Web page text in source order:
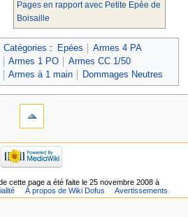
Pages en rapport avec Petite Epée de
Boisaille
Catégories : Epées
Armes 4 PA
Armes 1 PO
Armes CC 1/50
Armes à 1 main
Dommages Neutres
cette page a été faite le 25 novembre 2008 à
À propos de Wiki Dofus Avertissements